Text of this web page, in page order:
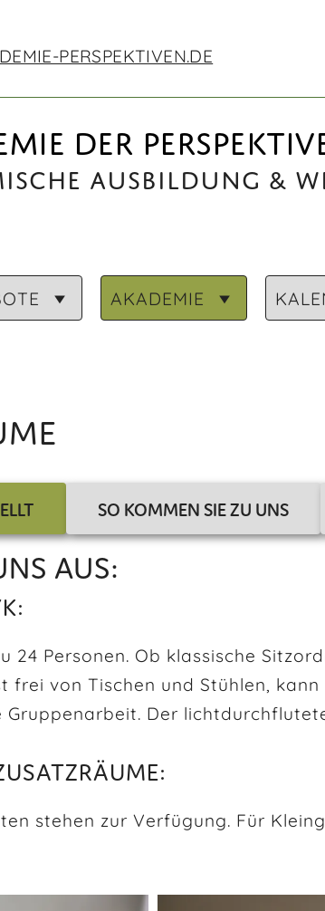
PERSPEKTIVEN.DE
DER
Ausbildung &
AKADEMIE
SO KOMMEN SIE ZU UNS
AUS:
24 Personen. Ob klassische
frei von Tischen und Stühlen,
Der
stehen zur Verfügung. Für